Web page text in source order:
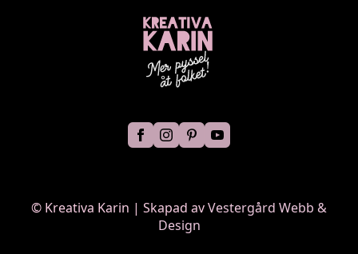
© Kreativa Karin | Skapad avVestergård Webb &
Design